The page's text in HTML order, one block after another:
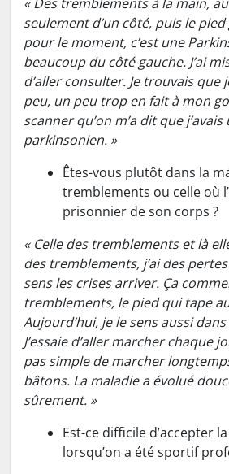
seulement d’un côté, puis le
pour le moment, c’est une
beaucoup du côté gauche. J’ai
d’aller consulter. Je trouvais que
peu, un peu trop en fait à mon
scanner qu’on m’a dit que
parkinsonien. »
Êtes-vous plutôt dans la
tremblements ou celle où
prisonnier de son corps ?
« Celle des tremblements et là
des tremblements, j’ai des pertes
sens les crises arriver. Ça
tremblements, le pied qui tape
Aujourd’hui, je le sens aussi
J’essaie d’aller marcher chaque
pas simple de marcher
bâtons. La maladie a évolué
sûrement. »
Est-ce difficile d’accepter
lorsqu’on a été sportif